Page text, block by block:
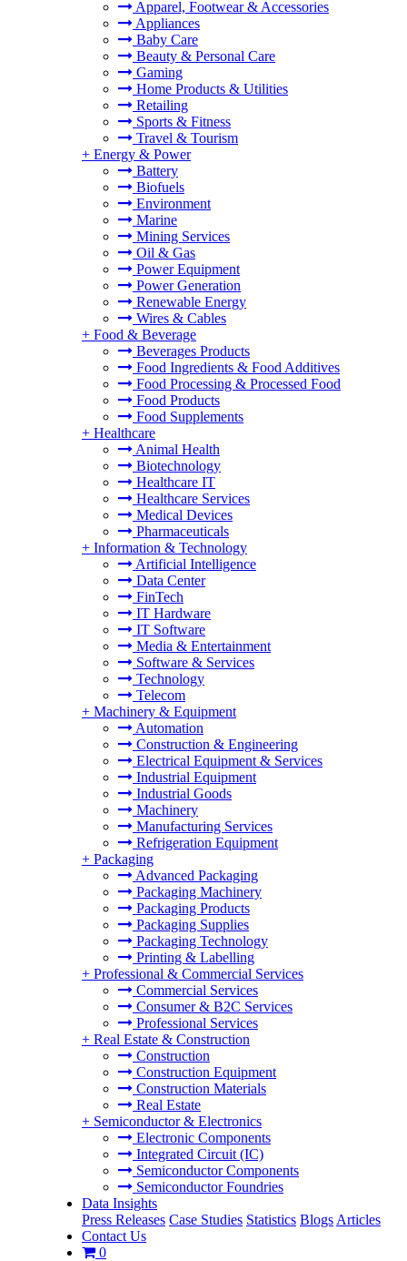
Apparel, Footwear & Accessories
Appliances
Baby Care
Beauty & Personal Care
Gaming
Home Products & Utilities
Retailing
Sports & Fitness
Travel & Tourism
+ Energy & Power
Battery
Biofuels
Environment
Marine
Mining Services
Oil & Gas
Power Equipment
Power Generation
Renewable Energy
Wires & Cables
+ Food & Beverage
Beverages Products
Food Ingredients & Food Additives
Food Processing & Processed Food
Food Products
Food Supplements
+ Healthcare
Animal Health
Biotechnology
Healthcare IT
Healthcare Services
Medical Devices
Pharmaceuticals
+ Information & Technology
Artificial Intelligence
Data Center
FinTech
IT Hardware
IT Software
Media & Entertainment
Software & Services
Technology
Telecom
+ Machinery & Equipment
Automation
Construction & Engineering
Electrical Equipment & Services
Industrial Equipment
Industrial Goods
Machinery
Manufacturing Services
Refrigeration Equipment
+ Packaging
Advanced Packaging
Packaging Machinery
Packaging Products
Packaging Supplies
Packaging Technology
Printing & Labelling
+ Professional & Commercial Services
Commercial Services
Consumer & B2C Services
Professional Services
+ Real Estate & Construction
Construction
Construction Equipment
Construction Materials
Real Estate
+ Semiconductor & Electronics
Electronic Components
Integrated Circuit (IC)
Semiconductor Components
Semiconductor Foundries
Data Insights
Press Releases Case Studies Statistics Blogs Articles
Contact Us
0